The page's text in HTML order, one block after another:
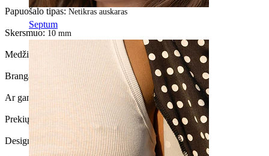
Septum
Papuošalo tipas: Netikras auskaras
Skersmuo: 10 mm
Medžiaga:
Brangakmenio tipas: Kristalas
Ar gaminys yra priklijuotas?:Taip
Prekių kiekis:
Design: